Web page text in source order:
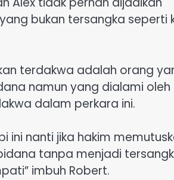
bukan tersangka seperti
terdakwa adalah orang
namun yang dialami oleh
dalam perkara ini.
ini nanti jika hakim
tanpa menjadi
imbuh Robert.